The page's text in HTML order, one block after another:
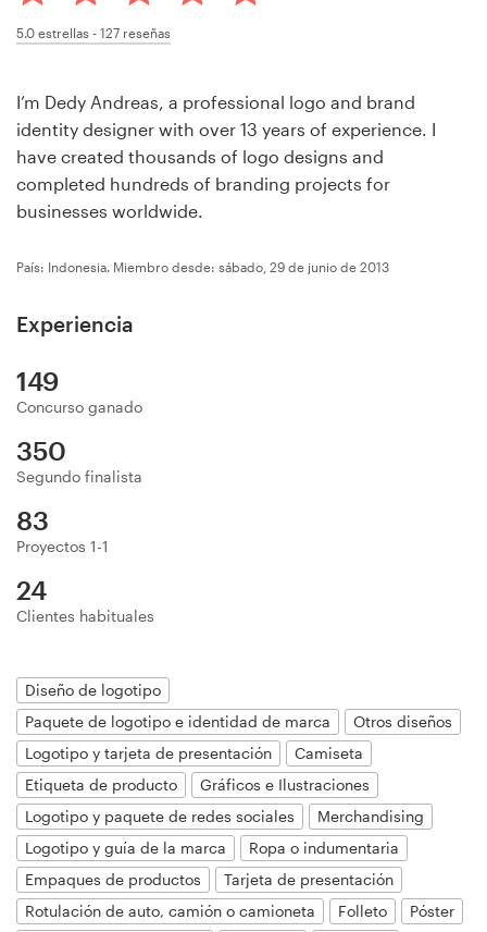
5.0 estrellas - 127 reseñas
I’m Dedy Andreas, a professional logo and brand
identity designer with over 13 years of experience. I
have created thousands of logo designs and
completed hundreds of branding projects for
businesses worldwide.
País: Indonesia. Miembro desde: sábado, 29 de junio de 2013
Experiencia
149
Concurso ganado
350
Segundo finalista
83
Proyectos 1-1
24
Clientes habituales
Diseño de logotipo
Paquete de logotipo e identidad de marca
Otros diseños
Logotipo y tarjeta de presentación
Camiseta
Etiqueta de producto
Gráficos e Ilustraciones
Logotipo y paquete de redes sociales
Merchandising
Logotipo y guía de la marca
Ropa o indumentaria
Empaques de productos
Tarjeta de presentación
Rotulación de auto, camión o camioneta
Folleto
Póster
Concursos de diseño
Encontrar un diseñador
Descubra la inspiración
Obtenga
diseño
Diseño de logotipo
Diseño de páginas web
Guía de la marca
Explorar todas las categorías
Soporte
+49 30 568 376 73